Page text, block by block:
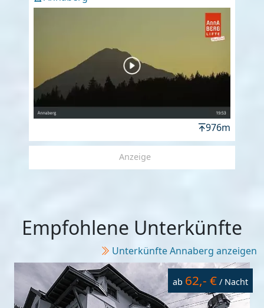
976m
Anzeige
Empfohlene Unterkünfte
Unterkünfte Annaberg anzeigen
ab 62,- € / Nacht